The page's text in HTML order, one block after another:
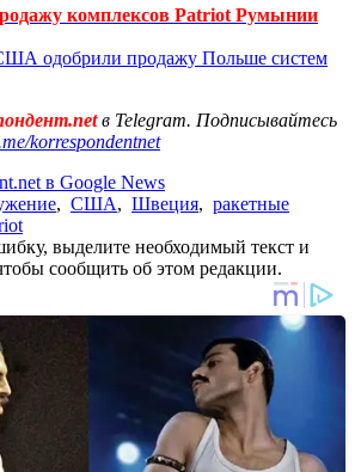
комплексов Patriot Румынии
одобрили продажу Польше систем
в Telegram. Подписывайтесь
korrespondentnet
в Google News
, США, Швеция, ракетные
выделите необходимый текст и
сообщить об этом редакции.